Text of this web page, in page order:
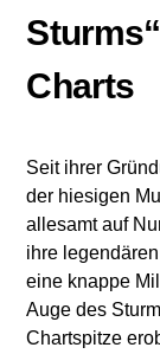
Charts
Seit ihrer
der hiesigen
allesamt auf
ihre
eine knappe
Auge des
Chartspitze